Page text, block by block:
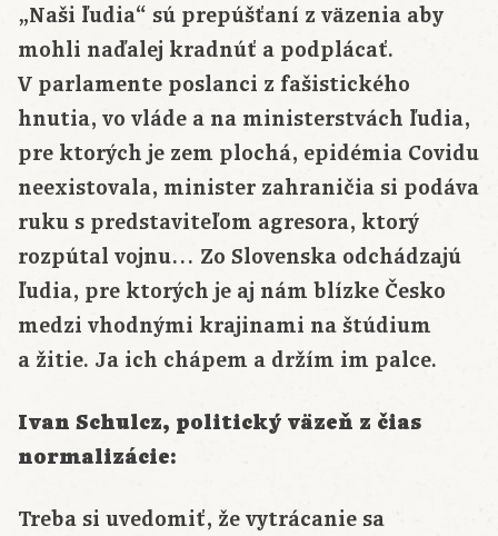
„Naši ľudia“ sú prepúšťaní z väzenia aby
mohli naďalej kradnúť a podplácať.
V parlamente poslanci z fašistického
hnutia, vo vláde a na ministerstvách ľudia,
pre ktorých je zem plochá, epidémia Covidu
neexistovala, minister zahraničia si podáva
ruku s predstaviteľom agresora, ktorý
rozpútal vojnu… Zo Slovenska odchádzajú
ľudia, pre ktorých je aj nám blízke Česko
medzi vhodnými krajinami na štúdium
a žitie. Ja ich chápem a držím im palce.
Ivan Schulcz, politický väzeň z čias
normalizácie:
Treba si uvedomiť, že vytrácanie sa